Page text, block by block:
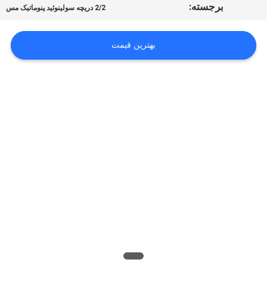
بگیرید
برجسته: 2/2 دریچه سولینوئید پنوماتیک مس
بهترین قیمت